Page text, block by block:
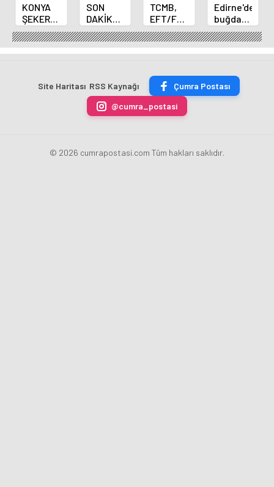
KONYA
ŞEKER
YILLIK 7
BİN 500
TON
ÜRETİLECEK
SON
DAKİKA
HABERİ:
Yeni
Merkez
Fatih
Karahan
oldu
TCMB,
EFT/FAST
işlemleri
için
fazla
uygulamasını
kaldırdı
Edirne'de
buğday
ve arpa
ekim
sezonu
erdi
Site Haritası RSS Kaynağı
Çumra Postası
@cumra_postasi
© 2026 cumrapostasi.com Tüm hakları saklıdır.